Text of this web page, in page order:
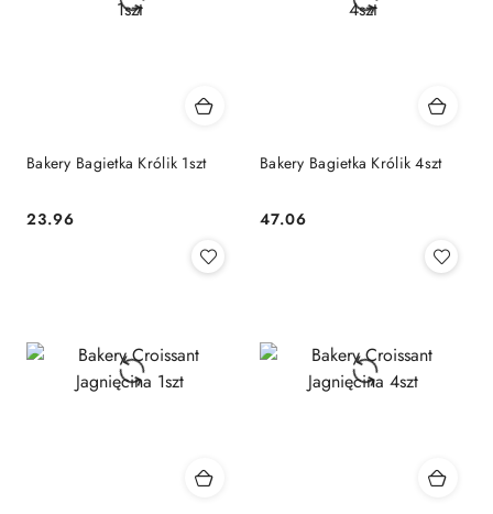
Bakery Bagietka Królik 1szt
Cena:
23.96
Bakery Bagietka Królik 4szt
Cena:
47.06